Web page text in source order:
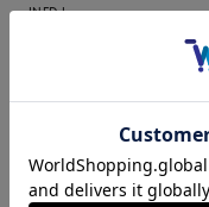
INED L
号/ブルー スカート：
から夏のおでかけコー